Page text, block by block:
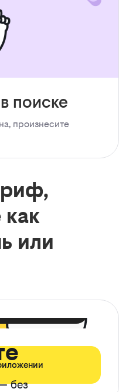
поиске
произнесите
как
или
без